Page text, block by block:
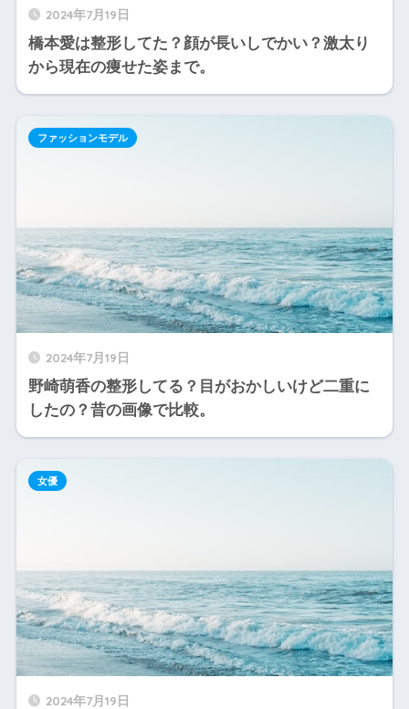
2024年7月19日
橋本愛は整形してた？顔が長いしでかい？激太り
から現在の痩せた姿まで。
2024年7月19日
野崎萌香の整形してる？目がおかしいけど二重に
したの？昔の画像で比較。
ファッションモデル
2024年7月19日
女優